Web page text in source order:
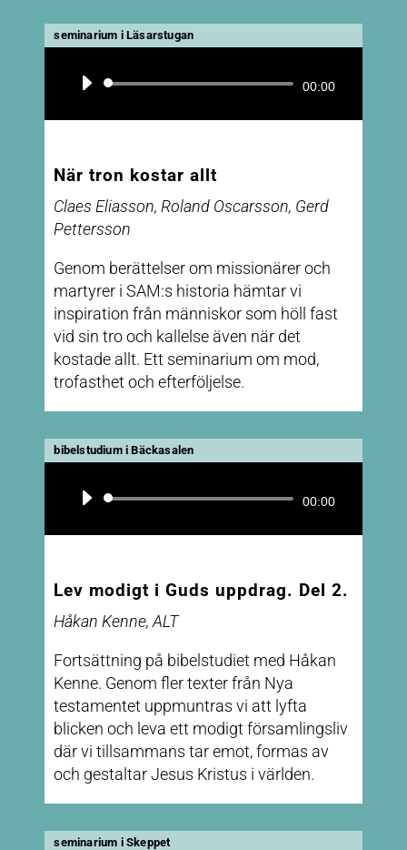
seminarium i Läsarstugan
Ljudspelare 00:00
När tron kostar allt
Claes Eliasson, Roland Oscarsson, Gerd
Pettersson
Genom berättelser om missionärer och
martyrer i SAM:s historia hämtar vi
inspiration från människor som höll fast
vid sin tro och kallelse även när det
kostade allt. Ett seminarium om mod,
trofasthet och efterföljelse.
bibelstudium i Bäckasalen
Ljudspelare 00:00
Lev modigt i Guds uppdrag. Del 2.
Håkan Kenne, ALT
Fortsättning på bibelstudiet med Håkan
Kenne. Genom fler texter från Nya
testamentet uppmuntras vi att lyfta
blicken och leva ett modigt församlingsliv
där vi tillsammans tar emot, formas av
och gestaltar Jesus Kristus i världen.
seminarium i Skeppet